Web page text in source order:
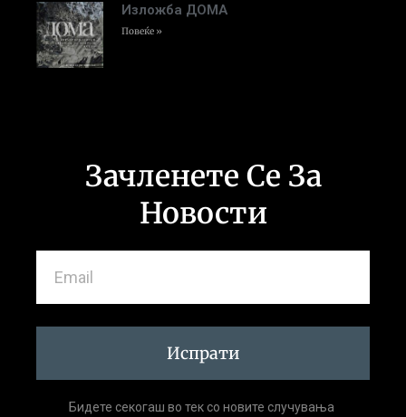
Изложба ДОМА
Повеќе »
Зачленете Се За
Новости
Испрати
Бидете секогаш во тек со новите случувања